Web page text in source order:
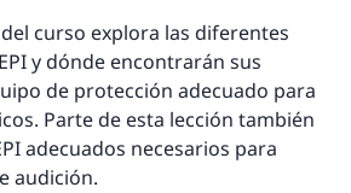
curso explora las diferentes
y dónde encontrarán sus
de protección adecuado para
Parte de esta lección también
adecuados necesarios para
audición.